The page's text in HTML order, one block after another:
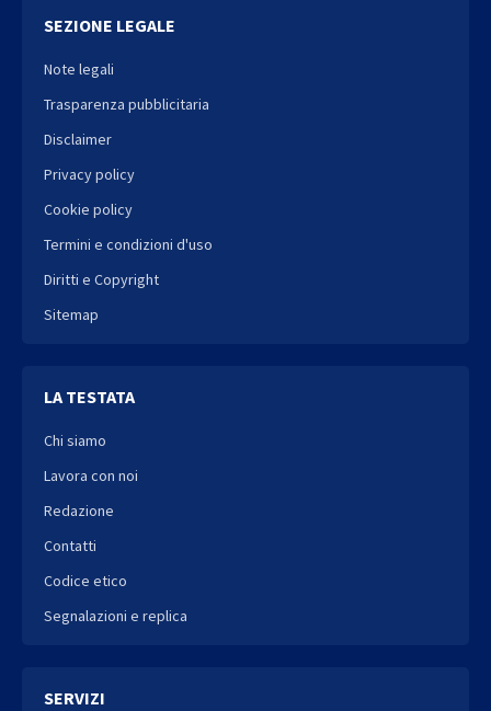
SEZIONE LEGALE
Note legali
Trasparenza pubblicitaria
Disclaimer
Privacy policy
Cookie policy
Termini e condizioni d'uso
Diritti e Copyright
Sitemap
LA TESTATA
Chi siamo
Lavora con noi
Redazione
Contatti
Codice etico
Segnalazioni e replica
SERVIZI